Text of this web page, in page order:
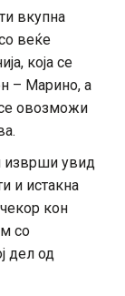
вкупна
веќе
која се
– Марино, а
овозможи
изврши увид
и истакна
кон
со
дел од